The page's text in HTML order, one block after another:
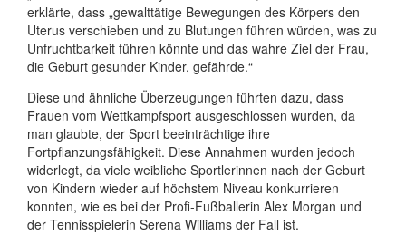
erklärte, dass „gewalttätige Bewegungen des Körpers den
Uterus verschieben und zu Blutungen führen würden, was zu
Unfruchtbarkeit führen könnte und das wahre Ziel der Frau,
die Geburt gesunder Kinder, gefährde.“
Diese und ähnliche Überzeugungen führten dazu, dass
Frauen vom Wettkampfsport ausgeschlossen wurden, da
man glaubte, der Sport beeinträchtige ihre
Fortpflanzungsfähigkeit. Diese Annahmen wurden jedoch
widerlegt, da viele weibliche Sportlerinnen nach der Geburt
von Kindern wieder auf höchstem Niveau konkurrieren
konnten, wie es bei der Profi-Fußballerin Alex Morgan und
der Tennisspielerin Serena Williams der Fall ist.